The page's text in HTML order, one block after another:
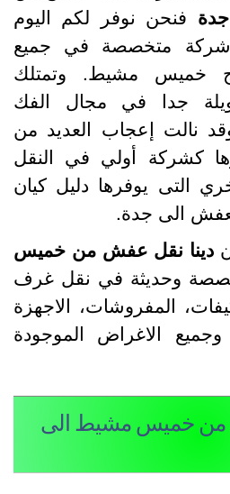
فنحن نوفر لكم اليوم
متخصصة في جميع
خميس مشيط. وتمتلك
جدا في مجال الفك
نالت إعجاب العديد من
كشركة أولي في النقل
التى يوفرها دليل كيان
الى جدة.
نقل عفش من خميس
وحديثة في نقل غرف
المفروشات، الاجهزة
الاغراض الموجودة
خميس مشيط الى